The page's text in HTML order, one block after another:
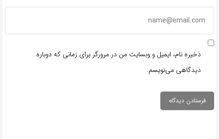
ذخیره نام، ایمیل و وبسایت من در مرورگر برای زمانی که دوباره
دیدگاهی می‌نویسم.